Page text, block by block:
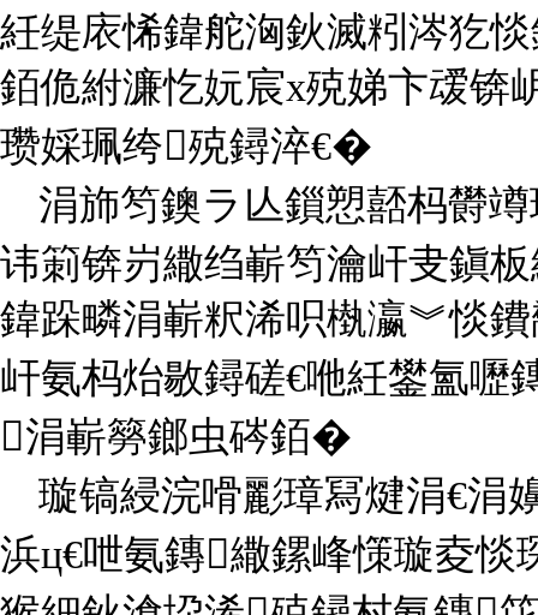
紝缇庡悕鍏舵洶鈥滅粌涔犵
銆佹紨濂忔妧宸х殑娣卞叆锛
瓒婇珮绔殑鐞淬€�
涓斾笉鐭ラ亾鎻愬嚭杩欎
讳箣锛岃繖绉嶄笉瀹屽叏鎭
鍏跺疄涓嶄粎浠呮槸瀛︾惔
屽氨杩炲敭鐞磋€咃紝鐢氳嚦
涓嶄簩鎯虫硶銆�
璇镐綅浣嗗彲璋冩煡涓€涓
浜ц€呭氨鏄繖鏍峰憡璇夌